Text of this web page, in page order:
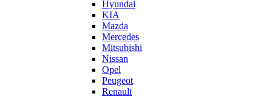
Hyundai
KIA
Mazda
Mercedes
Mitsubishi
Nissan
Opel
Peugeot
Renault